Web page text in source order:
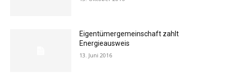
Eigentümergemeinschaft zahlt
Energieausweis
13. Juni 2016